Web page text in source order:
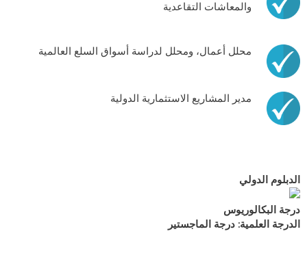
والمعاشات التقاعدية
محلل أعمال، ومحلل لدراسة أسواق السلع العالمية
مدير المشاريع الاستثمارية الدولية
الدبلوم الدولي
درجة البكالوريوس
الدرجة العلمية: درجة الماجستير